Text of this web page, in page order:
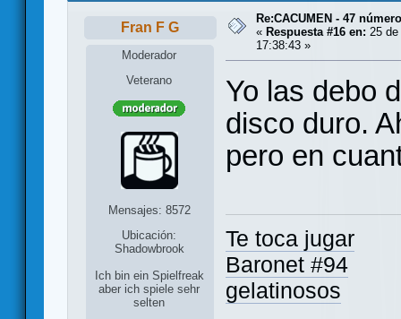
Fran F G
Moderador
Veterano
Mensajes: 8572
Ubicación:
Shadowbrook
Ich bin ein Spielfreak
aber ich spiele sehr
selten
Re:CACUMEN - 47
« Respuesta #16 en: 25
17:38:43 »
Yo las debo
disco duro.
pero en
Te toca jugar
Baronet #94
gelatinosos